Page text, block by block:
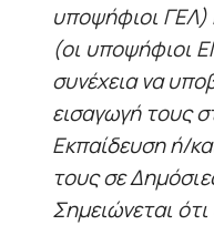
υποψήφιοι ΓΕΛ)
(οι υποψήφιοι
συνέχεια να
εισαγωγή τους
Εκπαίδευση ή/
τους σε
Σημειώνεται